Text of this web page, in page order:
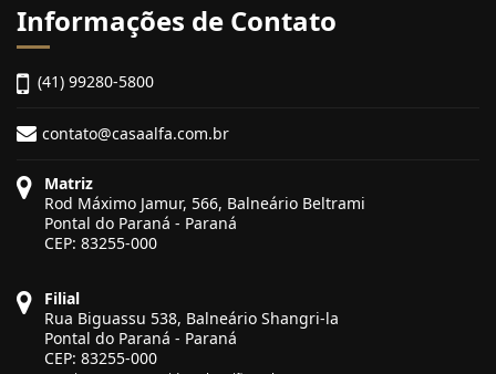
Informações de Contato
(41) 99280-5800
contato@casaalfa.com.br
Matriz
Rod Máximo Jamur, 566, Balneário Beltrami
Pontal do Paraná - Paraná
CEP: 83255-000
Filial
Rua Biguassu 538, Balneário Shangri-la
Pontal do Paraná - Paraná
CEP: 83255-000